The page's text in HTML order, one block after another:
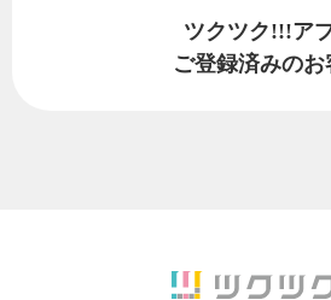
ツクツク!!!ア
ご登録済みのお